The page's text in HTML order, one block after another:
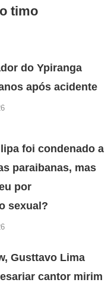
timo
do Ypiranga
após acidente
foi condenado a
paraibanas, mas
por
sexual?
Gusttavo Lima
cantor mirim